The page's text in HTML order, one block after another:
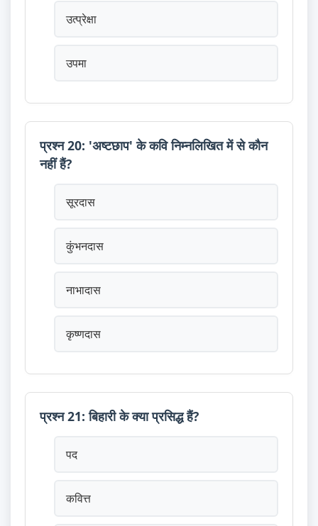
उत्प्रेक्षा
उपमा
प्रश्न 20: 'अष्टछाप' के कवि निम्नलिखित में से कौन
नहीं हैं?
सूरदास
कुंभनदास
नाभादास
कृष्णदास
प्रश्न 21: बिहारी के क्या प्रसिद्ध हैं?
पद
कवित्त